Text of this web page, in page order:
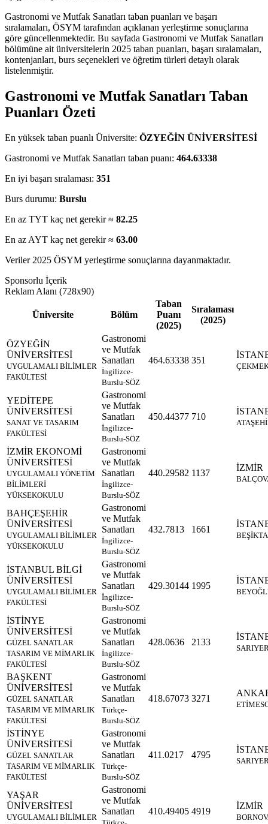
Gastronomi ve Mutfak Sanatları taban puanları ve başarı
sıralamaları, ÖSYM tarafından açıklanan yerleştirme sonuçlarına
göre güncellenmektedir. Bu sayfada Gastronomi ve Mutfak Sanatları
bölümüne ait üniversitelerin 2025 taban puanları, başarı sıralamaları,
kontenjanları, burs seçenekleri ve öğretim türleri detaylı olarak
listelenmiştir.
Gastronomi ve Mutfak Sanatları Taban
Puanları Özeti
En yüksek taban puanlı Üniversite: ÖZYEĞİN ÜNİVERSİTESİ
Gastronomi ve Mutfak Sanatları taban puanı: 464.63338
En iyi başarı sıralaması: 351
Burs durumu: Burslu
En az TYT kaç net gerekir ≈ 82.25
En az AYT kaç net gerekir ≈ 63.00
Veriler 2025 ÖSYM yerleştirme sonuçlarına dayanmaktadır.
Sponsorlu İçerik
Reklam Alanı (728x90)
Üniversite Bölüm
Taban
Puanı
(2025)
Sıralaması
(2025)
ÖZYEĞİN
ÜNİVERSİTESİ
UYGULAMALI BİLİMLER
FAKÜLTESİ
Gastronomi
ve Mutfak
Sanatları
İngilizce-
Burslu-SÖZ
464.63338 351
YEDİTEPE
ÜNİVERSİTESİ
SANAT VE TASARIM
FAKÜLTESİ
Gastronomi
ve Mutfak
Sanatları
İngilizce-
Burslu-SÖZ
450.44377 710
İZMİR EKONOMİ
ÜNİVERSİTESİ
UYGULAMALI YÖNETİM
BİLİMLERİ
YÜKSEKOKULU
Gastronomi
ve Mutfak
Sanatları
İngilizce-
Burslu-SÖZ
440.29582 1137
İZMİR
BAHÇEŞEHİR
ÜNİVERSİTESİ
UYGULAMALI BİLİMLER
YÜKSEKOKULU
Gastronomi
ve Mutfak
Sanatları
İngilizce-
Burslu-SÖZ
432.7813 1661
İSTANBUL BİLGİ
ÜNİVERSİTESİ
UYGULAMALI BİLİMLER
FAKÜLTESİ
Gastronomi
ve Mutfak
Sanatları
İngilizce-
Burslu-SÖZ
429.30144 1995
İSTİNYE
ÜNİVERSİTESİ
GÜZEL SANATLAR
TASARIM VE MİMARLIK
FAKÜLTESİ
Gastronomi
ve Mutfak
Sanatları
İngilizce-
Burslu-SÖZ
428.0636 2133
BAŞKENT
ÜNİVERSİTESİ
GÜZEL SANATLAR
TASARIM VE MİMARLIK
FAKÜLTESİ
Gastronomi
ve Mutfak
Sanatları
Türkçe-
Burslu-SÖZ
418.67073 3271
İSTİNYE
ÜNİVERSİTESİ
GÜZEL SANATLAR
TASARIM VE MİMARLIK
FAKÜLTESİ
Gastronomi
ve Mutfak
Sanatları
Türkçe-
Burslu-SÖZ
411.0217 4795
YAŞAR
ÜNİVERSİTESİ
UYGULAMALI BİLİMLER
Gastronomi
ve Mutfak
Sanatları
410.49405 4919
İZMİR